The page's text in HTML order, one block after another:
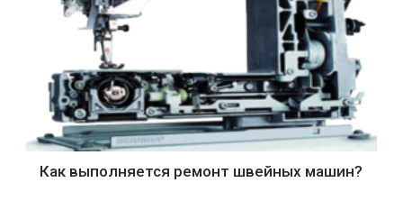
Как выполняется ремонт швейных машин?